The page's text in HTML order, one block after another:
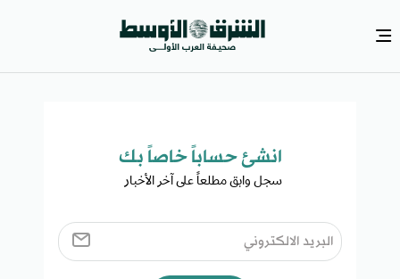
انشئ حساباً خاصاً بك​
سجل وابق مطلعاً على آخر الأخبار ​